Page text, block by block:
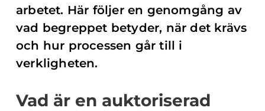
arbetet. Här följer en genomgång av
vad begreppet betyder, när det krävs
och hur processen går till i
verkligheten.
Vad är en auktoriserad